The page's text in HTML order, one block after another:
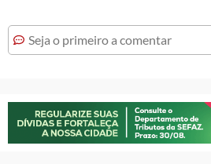
Seja o primeiro a comentar